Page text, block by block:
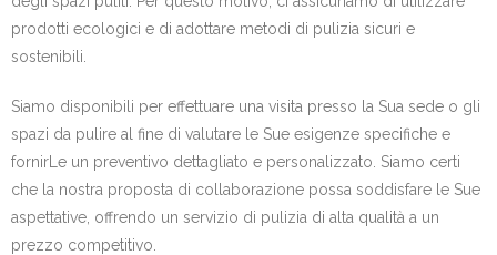
prodotti ecologici e di adottare metodi di pulizia sicuri e
sostenibili.
Siamo disponibili per effettuare una visita presso la Sua sede o gli
spazi da pulire al fine di valutare le Sue esigenze specifiche e
fornirLe un preventivo dettagliato e personalizzato. Siamo certi
che la nostra proposta di collaborazione possa soddisfare le Sue
aspettative, offrendo un servizio di pulizia di alta qualità a un
prezzo competitivo.